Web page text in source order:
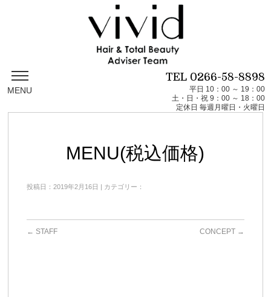
MENU
TEL 0266-58-8898
平日 10：00 ～ 19：00
土・日・祝 9：00 ～ 18：00
定休日 毎週月曜日・火曜日
MENU(税込価格)
投稿日：2019年2月16日 | カテゴリー：
← STAFF CONCEPT →